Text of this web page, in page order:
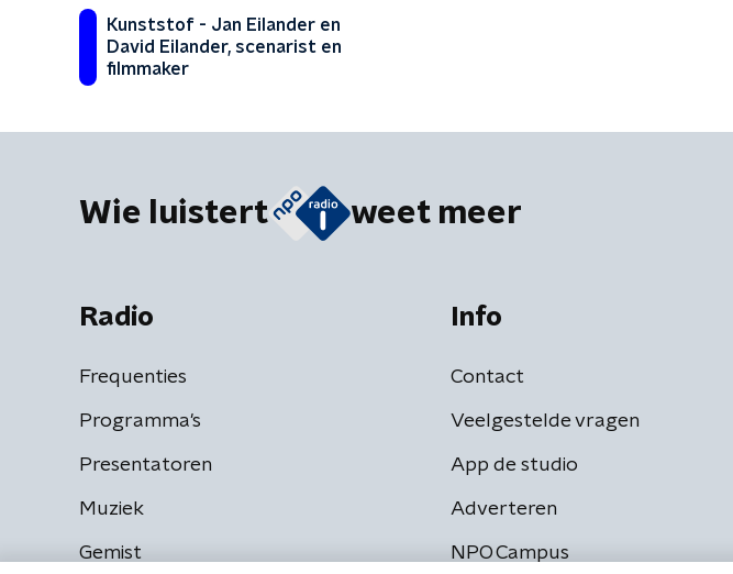
Kunststof - Jan Eilander en
David Eilander, scenarist en
filmmaker
Wie luistert weet meer
Radio
Frequenties
Programma's
Presentatoren
Muziek
Gemist
Info
Contact
Veelgestelde vragen
App de studio
Adverteren
NPO Campus